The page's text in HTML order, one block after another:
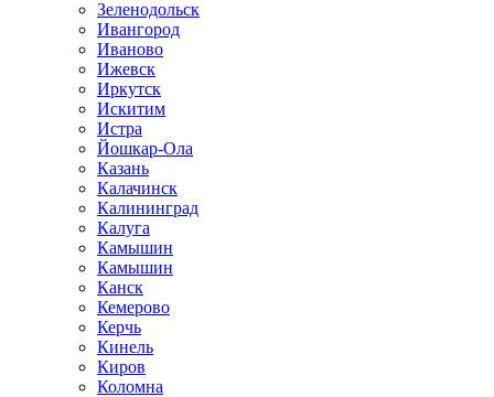
Зеленодольск
Ивангород
Иваново
Ижевск
Иркутск
Искитим
Истра
Йошкар-Ола
Казань
Калачинск
Калининград
Калуга
Камышин
Камышин
Канск
Кемерово
Керчь
Кинель
Киров
Коломна